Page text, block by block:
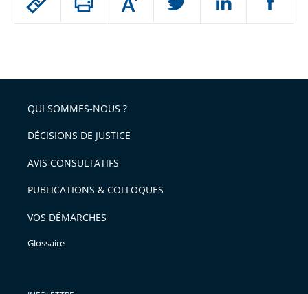
arriver
après
Augmenter
ou
l'article
pour
avant
QUI SOMMES-NOUS ?
DÉCISIONS DE JUSTICE
AVIS CONSULTATIFS
PUBLICATIONS & COLLOQUES
VOS DÉMARCHES
Glossaire